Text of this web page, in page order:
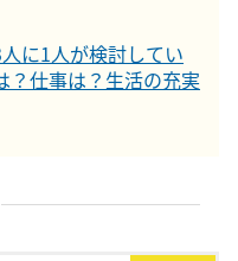
に1人が検討してい
？仕事は？生活の充実